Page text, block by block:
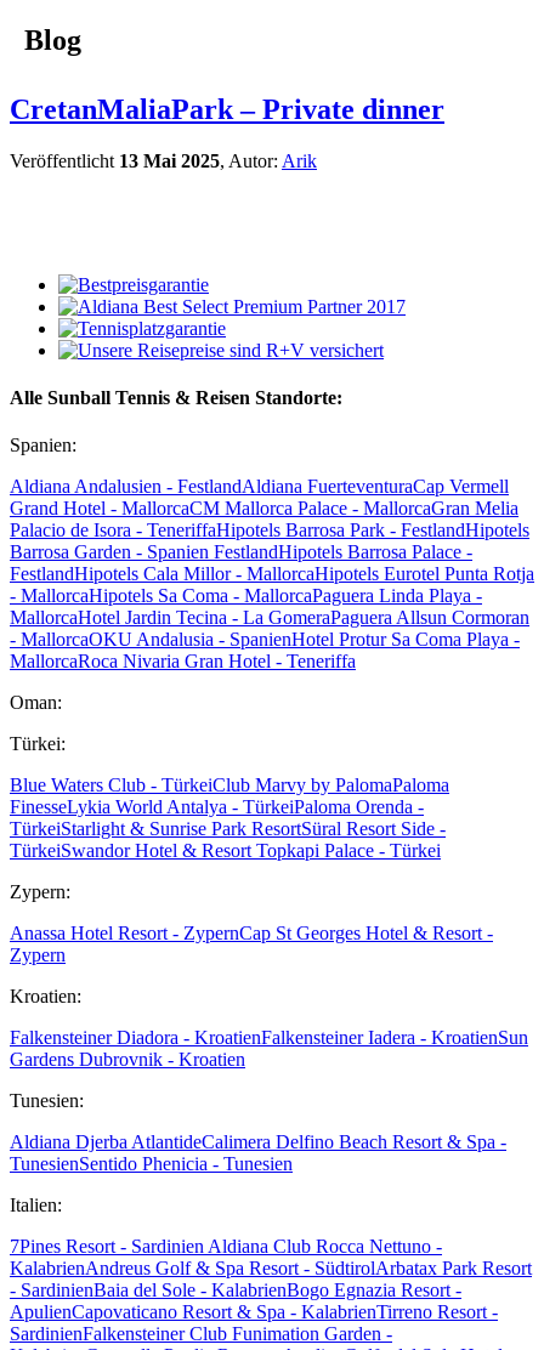
Blog
CretanMaliaPark – Private dinner
Veröffentlicht 13 Mai 2025, Autor: Arik
Alle Sunball Tennis & Reisen Standorte:
Spanien:
Aldiana Andalusien - FestlandAldiana FuerteventuraCap Vermell
Grand Hotel - MallorcaCM Mallorca Palace - MallorcaGran Melia
Palacio de Isora - TeneriffaHipotels Barrosa Park - FestlandHipotels
Barrosa Garden - Spanien FestlandHipotels Barrosa Palace -
FestlandHipotels Cala Millor - MallorcaHipotels Eurotel Punta Rotja
- MallorcaHipotels Sa Coma - MallorcaPaguera Linda Playa -
MallorcaHotel Jardin Tecina - La GomeraPaguera Allsun Cormoran
- MallorcaOKU Andalusia - SpanienHotel Protur Sa Coma Playa -
MallorcaRoca Nivaria Gran Hotel - Teneriffa
Oman:
Türkei:
Blue Waters Club - TürkeiClub Marvy by PalomaPaloma
FinesseLykia World Antalya - TürkeiPaloma Orenda -
TürkeiStarlight & Sunrise Park ResortSüral Resort Side -
TürkeiSwandor Hotel & Resort Topkapi Palace - Türkei
Zypern:
Anassa Hotel Resort - ZypernCap St Georges Hotel & Resort -
Zypern
Kroatien:
Falkensteiner Diadora - KroatienFalkensteiner Iadera - KroatienSun
Gardens Dubrovnik - Kroatien
Tunesien:
Aldiana Djerba AtlantideCalimera Delfino Beach Resort & Spa -
TunesienSentido Phenicia - Tunesien
Italien:
7Pines Resort - Sardinien Aldiana Club Rocca Nettuno -
KalabrienAndreus Golf & Spa Resort - SüdtirolArbatax Park Resort
- SardinienBaia del Sole - KalabrienBogo Egnazia Resort -
ApulienCapovaticano Resort & Spa - KalabrienTirreno Resort -
SardinienFalkensteiner Club Funimation Garden -